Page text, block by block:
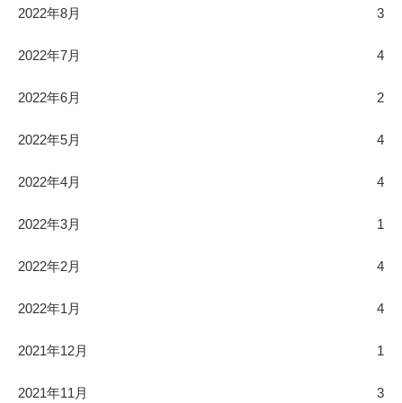
2022年8月 3
2022年7月 4
2022年6月 2
2022年5月 4
2022年4月 4
2022年3月 1
2022年2月 4
2022年1月 4
2021年12月 1
2021年11月 3